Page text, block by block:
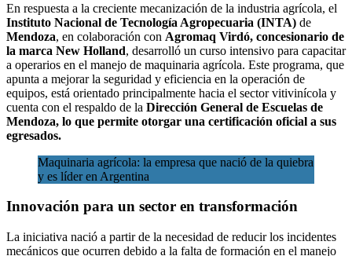
En respuesta a la creciente mecanización de la industria agrícola, el
Instituto Nacional de Tecnología Agropecuaria (INTA) de
Mendoza, en colaboración con Agromaq Virdó, concesionario de
la marca New Holland, desarrolló un curso intensivo para capacitar
a operarios en el manejo de maquinaria agrícola. Este programa, que
apunta a mejorar la seguridad y eficiencia en la operación de
equipos, está orientado principalmente hacia el sector vitivinícola y
cuenta con el respaldo de la Dirección General de Escuelas de
Mendoza, lo que permite otorgar una certificación oficial a sus
egresados.
Maquinaria agrícola: la empresa que nació de la quiebra
y es líder en Argentina
Innovación para un sector en transformación
La iniciativa nació a partir de la necesidad de reducir los incidentes
mecánicos que ocurren debido a la falta de formación en el manejo